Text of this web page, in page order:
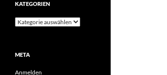
KATEGORIEN
Kategorien
META
Anmelden